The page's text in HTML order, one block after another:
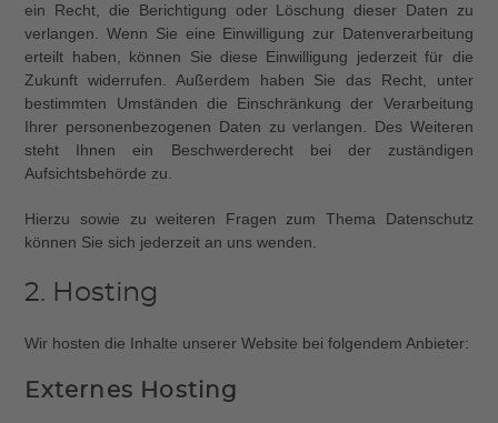
ein Recht, die Berichtigung oder Löschung dieser Daten zu
verlangen. Wenn Sie eine Einwilligung zur Datenverarbeitung
erteilt haben, können Sie diese Einwilligung jederzeit für die
Zukunft widerrufen. Außerdem haben Sie das Recht, unter
bestimmten Umständen die Einschränkung der Verarbeitung
Ihrer personenbezogenen Daten zu verlangen. Des Weiteren
steht Ihnen ein Beschwerderecht bei der zuständigen
Aufsichtsbehörde zu.
Hierzu sowie zu weiteren Fragen zum Thema Datenschutz
können Sie sich jederzeit an uns wenden.
2. Hosting
Wir hosten die Inhalte unserer Website bei folgendem Anbieter:
Externes Hosting